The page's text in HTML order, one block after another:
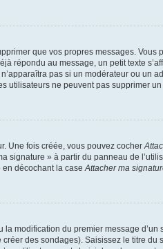
que vos propres messages.
répondu au message, un petit texte
pas si un modérateur ou un
utilisateurs ne peuvent pas supprimer
Une fois créée, vous pouvez cocher
signature » à partir du panneau de
en décochant la caseAttacher ma
modification du premier message
des sondages). Saisissez le titre